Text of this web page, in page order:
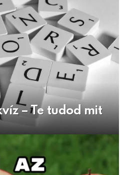
– Te tudod mit